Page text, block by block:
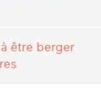
être berger